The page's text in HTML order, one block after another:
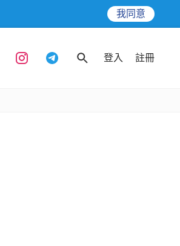
我同意
登入 註冊